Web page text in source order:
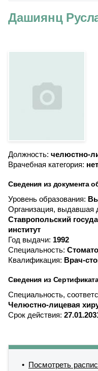
Дашиянц
Должность: челюстно-
Врачебная категория: нет
Сведения из документа
Уровень образования:
Организация, выдавшая
Ставропольский
институт
Год выдачи: 1992
Специальность:
Квалификация: Врач-
Сведения из
Специальность,
Челюстно-лицевая
Срок действия:
Посмотреть